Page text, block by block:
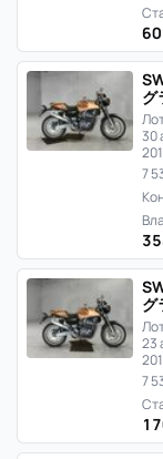
400:
цен
продаж
в
Японии
グ
30
7
グ
23
7